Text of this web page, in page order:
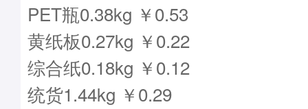
PET瓶0.38kg ￥0.53
黄纸板0.27kg ￥0.22
综合纸0.18kg ￥0.12
统货1.44kg ￥0.29